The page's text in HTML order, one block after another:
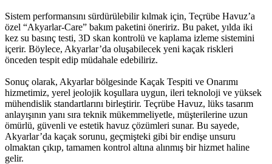
Sistem performansını sürdürülebilir kılmak için, Teçrübe Havuz’a
özel “Akyarlar‑Care” bakım paketini öneririz. Bu paket, yılda iki
kez su basınç testi, 3D skan kontrolü ve kaplama izleme sistemini
içerir. Böylece, Akyarlar’da oluşabilecek yeni kaçak riskleri
önceden tespit edip müdahale edebiliriz.
Sonuç olarak, Akyarlar bölgesinde Kaçak Tespiti ve Onarımı
hizmetimiz, yerel jeolojik koşullara uygun, ileri teknoloji ve yüksek
mühendislik standartlarını birleştirir. Teçrübe Havuz, lüks tasarım
anlayışının yanı sıra teknik mükemmeliyetle, müşterilerine uzun
ömürlü, güvenli ve estetik havuz çözümleri sunar. Bu sayede,
Akyarlar’da kaçak sorunu, geçmişteki gibi bir endişe unsuru
olmaktan çıkıp, tamamen kontrol altına alınmış bir hizmet haline
gelir.